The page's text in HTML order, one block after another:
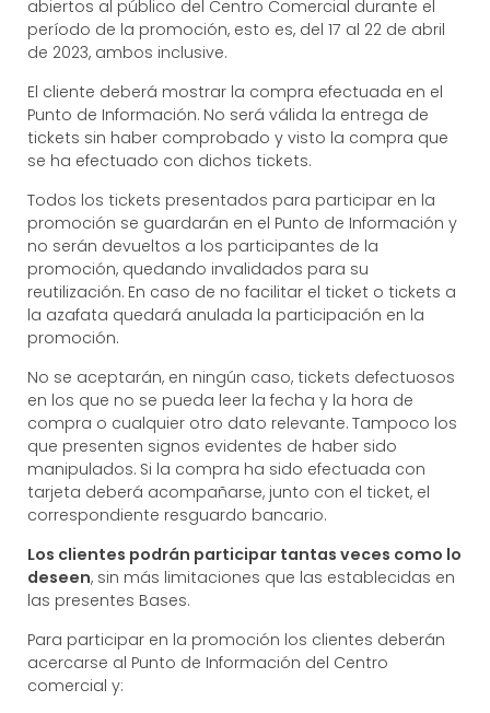
abiertos al público del Centro Comercial durante el
período de la promoción, esto es, del 17 al 22 de abril
de 2023, ambos inclusive.
El cliente deberá mostrar la compra efectuada en el
Punto de Información. No será válida la entrega de
tickets sin haber comprobado y visto la compra que
se ha efectuado con dichos tickets.
Todos los tickets presentados para participar en la
promoción se guardarán en el Punto de Información y
no serán devueltos a los participantes de la
promoción, quedando invalidados para su
reutilización. En caso de no facilitar el ticket o tickets a
la azafata quedará anulada la participación en la
promoción.
No se aceptarán, en ningún caso, tickets defectuosos
en los que no se pueda leer la fecha y la hora de
compra o cualquier otro dato relevante. Tampoco los
que presenten signos evidentes de haber sido
manipulados. Si la compra ha sido efectuada con
tarjeta deberá acompañarse, junto con el ticket, el
correspondiente resguardo bancario.
Los clientes podrán participar tantas veces como lo
deseen, sin más limitaciones que las establecidas en
las presentes Bases.
Para participar en la promoción los clientes deberán
acercarse al Punto de Información del Centro
comercial y: